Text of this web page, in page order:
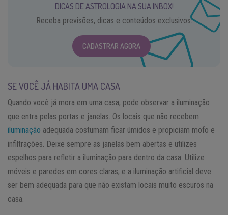
DICAS DE ASTROLOGIA NA SUA INBOX!
Receba previsões, dicas e conteúdos exclusivos.
CADASTRAR AGORA
SE VOCÊ JÁ HABITA UMA CASA
Quando você já mora em uma casa, pode observar a iluminação
que entra pelas portas e janelas. Os locais que não recebem
iluminação adequada costumam ficar úmidos e propiciam mofo e
infiltrações. Deixe sempre as janelas bem abertas e utilizes
espelhos para refletir a iluminação para dentro da casa. Utilize
móveis e paredes em cores claras, e a iluminação artificial deve
ser bem adequada para que não existam locais muito escuros na
casa.